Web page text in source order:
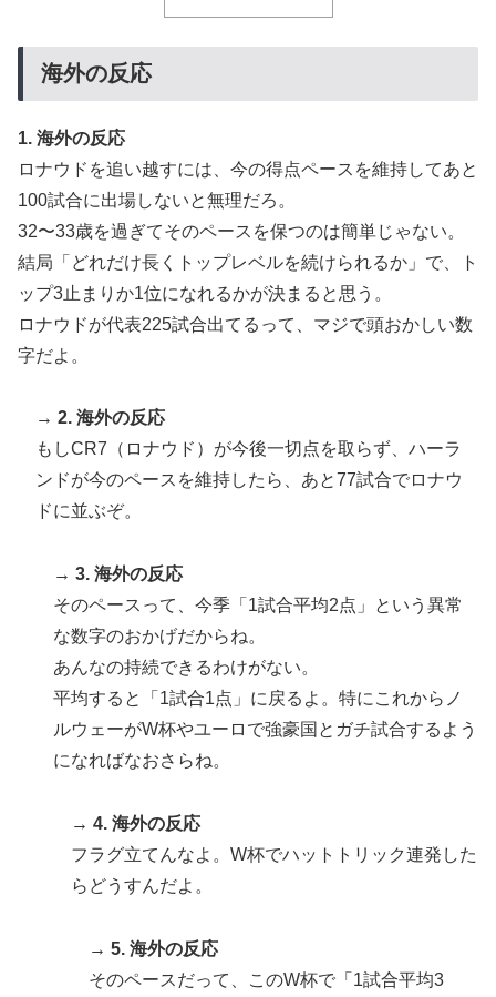
だった』と衝撃発言！日韓ワールドカップ4強にも疑い
▶ 海外「日本のこの場所は現実とは思えないレベルで美し
い…！」外国人が感動する日本の景色とは・・・？【海
外の反応】
▶ 【海外の反応】中国がAI開発の主導権を握りつつあるよ
な → 「どうせアメリカは中国製AIを規制するんだろう
な」「自動車産業と同じ道を歩んでる気がする」
▶ 韓国人「日本がここまでの観光大国に発展した本当の理
由がこちら…」→「昔から日本は愛されてた…（ﾌﾞﾙﾌﾞ
▶
韓国人「韓国サッカー協会、外国人審判に“性接待”報
道・・・」→「2002年の審判買収が事実だったの
か？」「日本人が言ってたこと正しかったね・・・...
▶ 【海外の反応】日本政府が、アメリカ政府によるネット
「若者票を集めたいんだろうな」「任天堂の法務部隊が
出てくるぞ」
▶ 海外「素晴らしい！」日本が買収したUSスチール驚異
の大復活に米国人が大喜び
▶ 【海外の反応】アルゼンチン協会、FIFA会長に確固たる
支持を表明「隠す気もないんだなｗ」
海外の反応
1. 海外の反応
ロナウドを追い越すには、今の得点ペースを維持してあと
100試合に出場しないと無理だろ。
32〜33歳を過ぎてそのペースを保つのは簡単じゃない。
結局「どれだけ長くトップレベルを続けられるか」で、ト
ップ3止まりか1位になれるかが決まると思う。
ロナウドが代表225試合出てるって、マジで頭おかしい数
字だよ。
→ 2. 海外の反応
もしCR7（ロナウド）が今後一切点を取らず、ハーラ
ンドが今のペースを維持したら、あと77試合でロナウ
ドに並ぶぞ。
→ 3. 海外の反応
そのペースって、今季「1試合平均2点」という異常
な数字のおかげだからね。
あんなの持続できるわけがない。
平均すると「1試合1点」に戻るよ。特にこれからノ
ルウェーがW杯やユーロで強豪国とガチ試合するよう
になればなおさらね。
→ 4. 海外の反応
フラグ立てんなよ。W杯でハットトリック連発した
らどうすんだよ。
→ 5. 海外の反応
そのペースだって、このW杯で「1試合平均3